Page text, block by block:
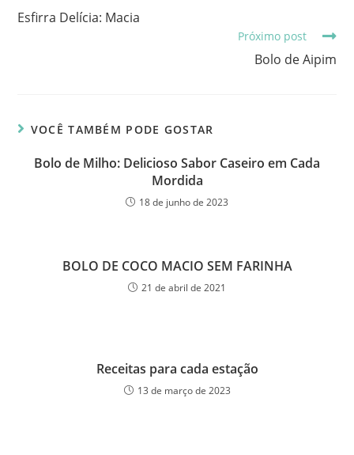
Esfirra Delícia: Macia
Próximo post
Bolo de Aipim
VOCÊ TAMBÉM PODE GOSTAR
Bolo de Milho: Delicioso Sabor Caseiro em Cada
Mordida
18 de junho de 2023
BOLO DE COCO MACIO SEM FARINHA
21 de abril de 2021
Receitas para cada estação
13 de março de 2023